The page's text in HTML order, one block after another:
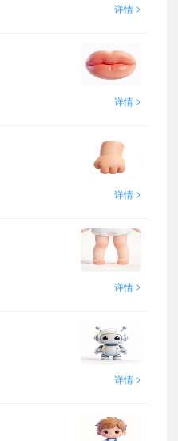
详情 >
详情 >
详情 >
详情 >
详情 >